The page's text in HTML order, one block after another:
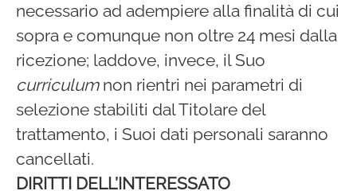
necessario ad adempiere alla finalità di cui
sopra e comunque non oltre 24 mesi dalla
ricezione; laddove, invece, il Suo
curriculumnon rientri nei parametri di
selezione stabiliti dal Titolare del
trattamento, i Suoi dati personali saranno
cancellati.
DIRITTI DELL’INTERESSATO